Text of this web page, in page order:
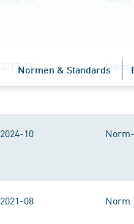
Normen & Standards
2017-11 Norm
2024-10
2021-08 Norm